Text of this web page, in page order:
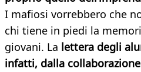
I mafiosi vorrebbero che
chi tiene in piedi la
giovani. La lettera degli
infatti, dalla